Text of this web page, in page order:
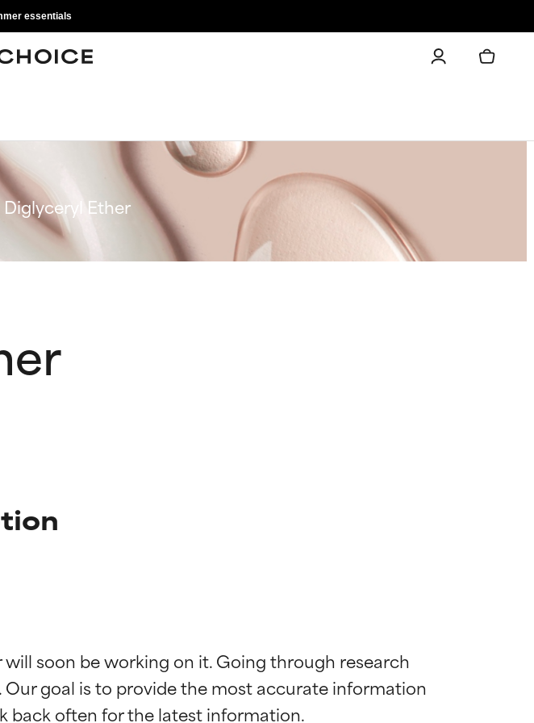
essentials
Diglyceryl Ether
soon be working on it. Going through research
goal is to provide the most accurate information